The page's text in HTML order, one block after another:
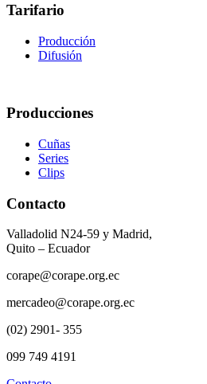
Tarifario
Producción
Difusión
Producciones
Cuñas
Series
Clips
Contacto
Valladolid N24-59 y Madrid,
Quito – Ecuador
corape@corape.org.ec
mercadeo@corape.org.ec
(02) 2901- 355
099 749 4191